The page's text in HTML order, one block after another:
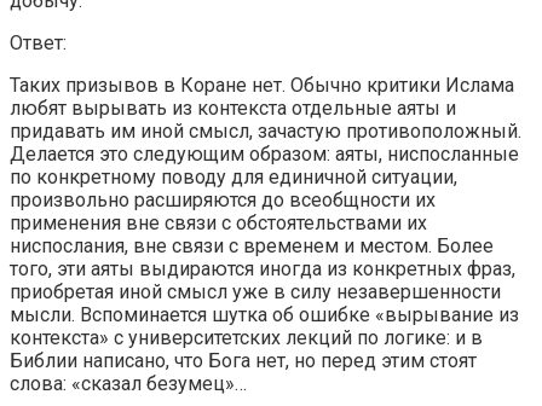
Ответ:
Таких призывов в Коране нет. Обычно критики Ислама
любят вырывать из контекста отдельные аяты и
придавать им иной смысл, зачастую противоположный.
Делается это следующим образом: аяты, ниспосланные
по конкретному поводу для единичной ситуации,
произвольно расширяются до всеобщности их
применения вне связи с обстоятельствами их
ниспослания, вне связи с временем и местом. Более
того, эти аяты выдираются иногда из конкретных фраз,
приобретая иной смысл уже в силу незавершенности
мысли. Вспоминается шутка об ошибке «вырывание из
контекста» с университетских лекций по логике: и в
Библии написано, что Бога нет, но перед этим стоят
слова: «сказал безумец»…